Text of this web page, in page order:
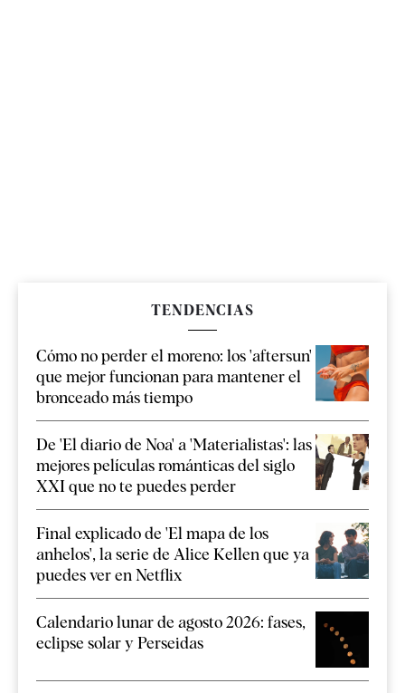
TENDENCIAS
Cómo no perder el moreno: los 'aftersun'
que mejor funcionan para mantener el
bronceado más tiempo
De 'El diario de Noa' a 'Materialistas': las
mejores películas románticas del siglo
XXI que no te puedes perder
Final explicado de 'El mapa de los
anhelos', la serie de Alice Kellen que ya
puedes ver en Netflix
Calendario lunar de agosto 2026: fases,
eclipse solar y Perseidas